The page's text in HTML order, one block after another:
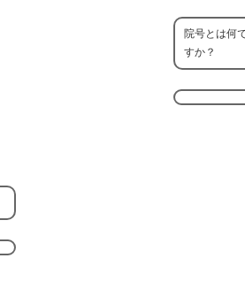
院号とは何
すか？